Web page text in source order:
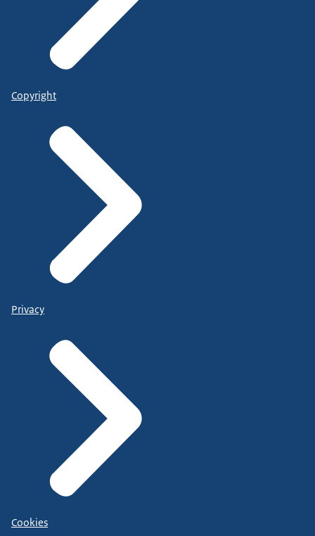
Copyright
Privacy
Cookies